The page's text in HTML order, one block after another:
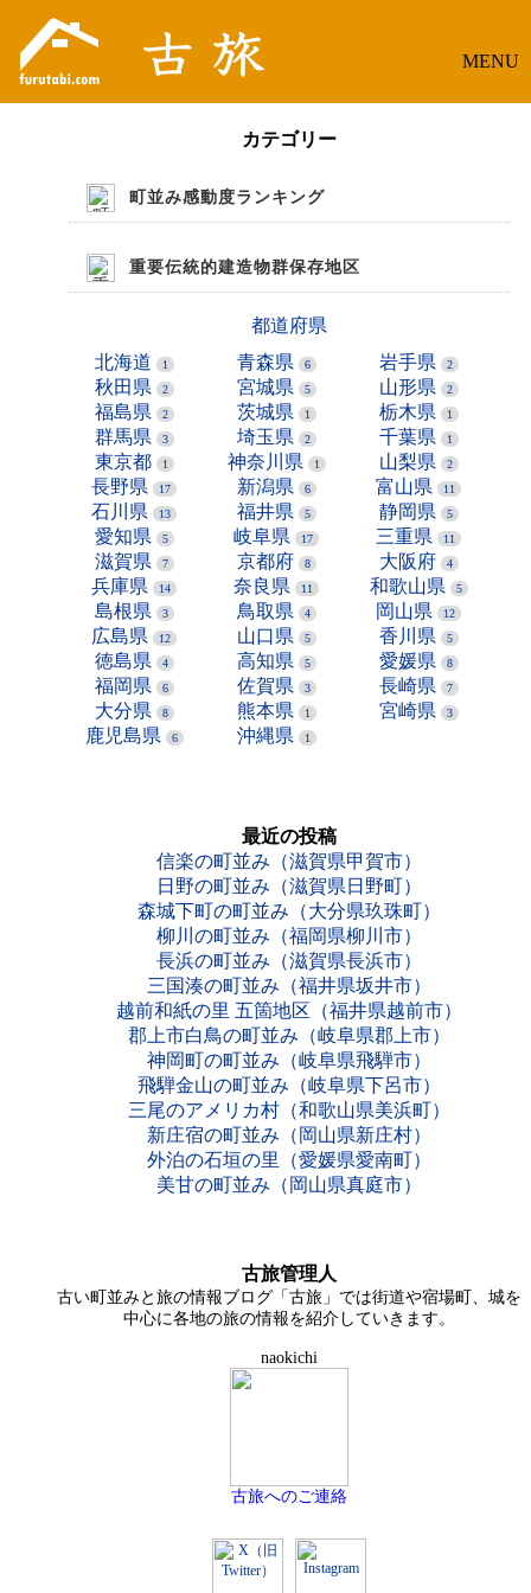
MENU
カテゴリー
町並み感動度ランキング
重要伝統的建造物群保存地区
都道府県
北海道
1 青森県 6 岩手県 2
秋田県 2 宮城県 5 山形県 2
福島県 2 茨城県 1 栃木県 1
群馬県 3 埼玉県 2 千葉県 1
東京都 1 神奈川県 1 山梨県 2
長野県 17 新潟県 6 富山県 11
石川県 13 福井県 5 静岡県 5
愛知県 5 岐阜県 17 三重県 11
滋賀県 7 京都府 8 大阪府 4
兵庫県 14 奈良県 11 和歌山県 5
島根県 3 鳥取県 4 岡山県 12
広島県 12 山口県 5 香川県 5
徳島県 4 高知県 5 愛媛県 8
福岡県 6 佐賀県 3 長崎県 7
大分県 8 熊本県 1 宮崎県 3
鹿児島県 6 沖縄県 1
最近の投稿
信楽の町並み（滋賀県甲賀市）
日野の町並み（滋賀県日野町）
森城下町の町並み（大分県玖珠町）
柳川の町並み（福岡県柳川市）
長浜の町並み（滋賀県長浜市）
三国湊の町並み（福井県坂井市）
越前和紙の里 五箇地区（福井県越前市）
郡上市白鳥の町並み（岐阜県郡上市）
神岡町の町並み（岐阜県飛騨市）
飛騨金山の町並み（岐阜県下呂市）
三尾のアメリカ村（和歌山県美浜町）
新庄宿の町並み（岡山県新庄村）
外泊の石垣の里（愛媛県愛南町）
美甘の町並み（岡山県真庭市）
古旅管理人
古い町並みと旅の情報ブログ「古旅」では街道や宿場町、城を
中心に各地の旅の情報を紹介していきます。
naokichi
古旅へのご連絡